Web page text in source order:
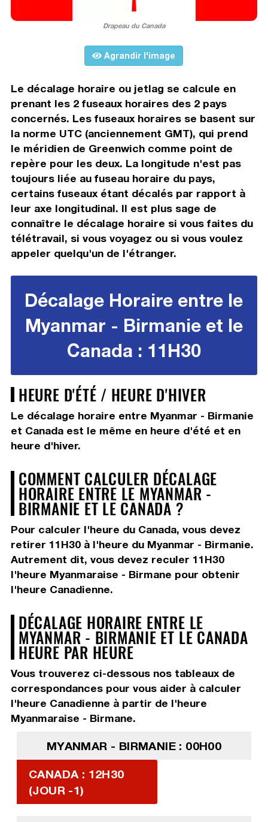
Drapeau du Canada
Agrandir l'image
Le décalage horaire ou jetlag se calcule en
prenant les 2 fuseaux horaires des 2 pays
concernés. Les fuseaux horaires se basent sur
la norme UTC (anciennement GMT), qui prend
le méridien de Greenwich comme point de
repère pour les deux. La longitude n'est pas
toujours liée au fuseau horaire du pays,
certains fuseaux étant décalés par rapport à
leur axe longitudinal. Il est plus sage de
connaître le décalage horaire si vous faites du
télétravail, si vous voyagez ou si vous voulez
appeler quelqu'un de l'étranger.
Décalage Horaire entre le
Myanmar - Birmanie et le
Canada : 11H30
HEURE D'ÉTÉ / HEURE D'HIVER
Le décalage horaire entre Myanmar - Birmanie
et Canada est le même en heure d'été et en
heure d'hiver.
COMMENT CALCULER DÉCALAGE
HORAIRE ENTRE LE MYANMAR -
BIRMANIE ET LE CANADA ?
Pour calculer l'heure du Canada, vous devez
retirer 11H30à l'heure du Myanmar - Birmanie.
Autrement dit, vous devez reculer 11H30
l'heure Myanmaraise - Birmane pour obtenir
l'heure Canadienne.
DÉCALAGE HORAIRE ENTRE LE
MYANMAR - BIRMANIE ET LE CANADA
HEURE PAR HEURE
Vous trouverez ci-dessous nos tableaux de
correspondances pour vous aider à calculer
l'heure Canadienne à partir de l'heure
Myanmaraise - Birmane.
MYANMAR - BIRMANIE : 00H00
CANADA : 12H30
(JOUR -1)